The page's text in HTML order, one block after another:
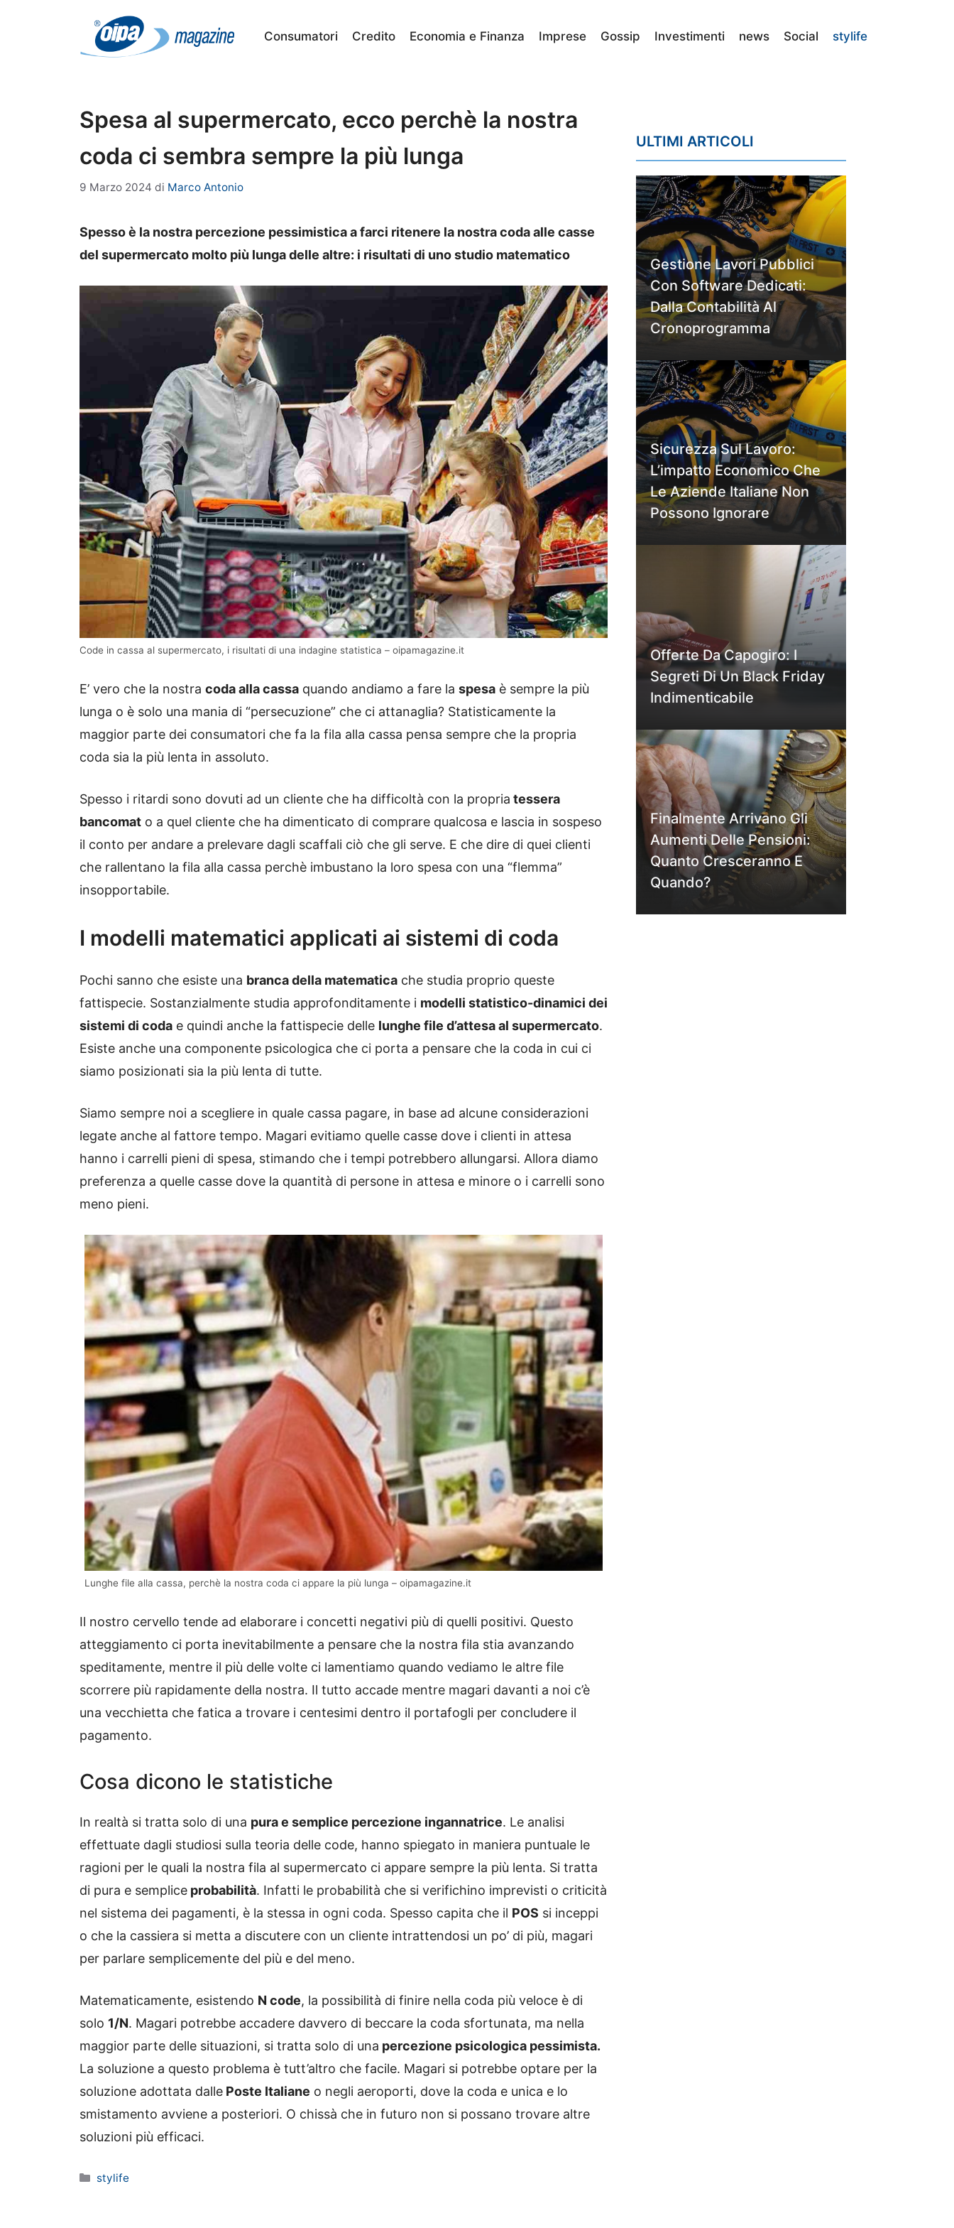
Consumatori Credito Economia e Finanza Imprese Gossip Investimenti news Social stylife
Spesa al supermercato, ecco perchè la nostra
coda ci sembra sempre la più lunga
9 Marzo 2024 di Marco Antonio
Spesso è la nostra percezione pessimistica a farci ritenere la nostra coda alle casse
del supermercato molto più lunga delle altre: i risultati di uno studio matematico
Code in cassa al supermercato, i risultati di una indagine statistica – oipamagazine.it
E’ vero che la nostra coda alla cassa quando andiamo a fare la spesa è sempre la più
lunga o è solo una mania di “persecuzione” che ci attanaglia? Statisticamente la
maggior parte dei consumatori che fa la fila alla cassa pensa sempre che la propria
coda sia la più lenta in assoluto.
Spesso i ritardi sono dovuti ad un cliente che ha difficoltà con la propria tessera
bancomat o a quel cliente che ha dimenticato di comprare qualcosa e lascia in sospeso
il conto per andare a prelevare dagli scaffali ciò che gli serve. E che dire di quei clienti
che rallentano la fila alla cassa perchè imbustano la loro spesa con una “flemma”
insopportabile.
I modelli matematici applicati ai sistemi di coda
Pochi sanno che esiste una branca della matematica che studia proprio queste
fattispecie. Sostanzialmente studia approfonditamente i modelli statistico-dinamici dei
sistemi di coda e quindi anche la fattispecie delle lunghe file d’attesa al supermercato.
Esiste anche una componente psicologica che ci porta a pensare che la coda in cui ci
siamo posizionati sia la più lenta di tutte.
Siamo sempre noi a scegliere in quale cassa pagare, in base ad alcune considerazioni
legate anche al fattore tempo. Magari evitiamo quelle casse dove i clienti in attesa
hanno i carrelli pieni di spesa, stimando che i tempi potrebbero allungarsi. Allora diamo
preferenza a quelle casse dove la quantità di persone in attesa e minore o i carrelli sono
meno pieni.
Lunghe file alla cassa, perchè la nostra coda ci appare la più lunga – oipamagazine.it
Il nostro cervello tende ad elaborare i concetti negativi più di quelli positivi. Questo
atteggiamento ci porta inevitabilmente a pensare che la nostra fila stia avanzando
speditamente, mentre il più delle volte ci lamentiamo quando vediamo le altre file
scorrere più rapidamente della nostra. Il tutto accade mentre magari davanti a noi c’è
una vecchietta che fatica a trovare i centesimi dentro il portafogli per concludere il
pagamento.
Cosa dicono le statistiche
In realtà si tratta solo di una pura e semplice percezione ingannatrice. Le analisi
effettuate dagli studiosi sulla teoria delle code, hanno spiegato in maniera puntuale le
ragioni per le quali la nostra fila al supermercato ci appare sempre la più lenta. Si tratta
di pura e semplice probabilità. Infatti le probabilità che si verifichino imprevisti o criticità
nel sistema dei pagamenti, è la stessa in ogni coda. Spesso capita che il POS si inceppi
o che la cassiera si metta a discutere con un cliente intrattendosi un po’ di più, magari
per parlare semplicemente del più e del meno.
Matematicamente, esistendo N code, la possibilità di finire nella coda più veloce è di
solo 1/N. Magari potrebbe accadere davvero di beccare la coda sfortunata, ma nella
maggior parte delle situazioni, si tratta solo di una percezione psicologica pessimista.
La soluzione a questo problema è tutt’altro che facile. Magari si potrebbe optare per la
soluzione adottata dalle Poste Italiane o negli aeroporti, dove la coda e unica e lo
smistamento avviene a posteriori. O chissà che in futuro non si possano trovare altre
soluzioni più efficaci.
Categorie
stylife
ULTIMI ARTICOLI
Gestione Lavori Pubblici
Con Software Dedicati:
Dalla Contabilità Al
Cronoprogramma
Sicurezza Sul Lavoro:
L’impatto Economico Che
Le Aziende Italiane Non
Possono Ignorare
Offerte Da Capogiro: I
Segreti Di Un Black Friday
Indimenticabile
Finalmente Arrivano Gli
Aumenti Delle Pensioni:
Quanto Cresceranno E
Quando?